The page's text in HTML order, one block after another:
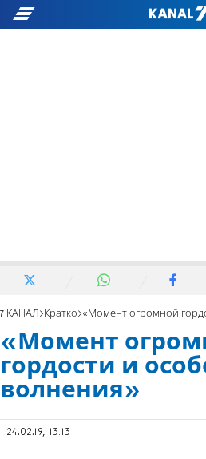
7 КАНАЛ Кратко «Момент огромной гордости
«Момент
гордости и
волнения»
24.02.19, 13:13